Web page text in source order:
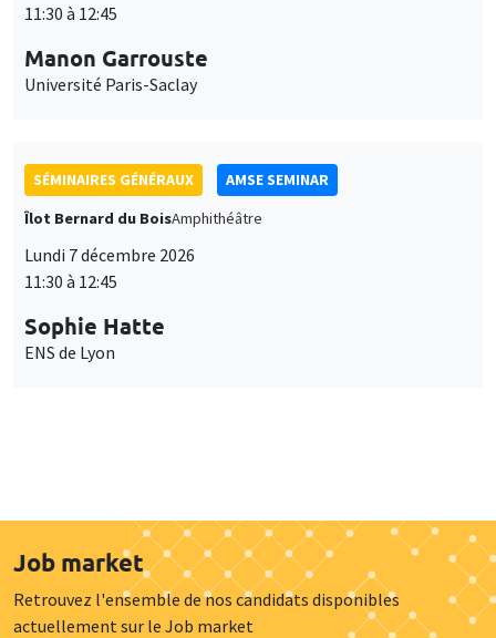
11:30 à 12:45
Manon Garrouste
Université Paris-Saclay
SÉMINAIRES GÉNÉRAUX
AMSE SEMINAR
Îlot Bernard du BoisAmphithéâtre
Lundi 7 décembre 2026
11:30 à 12:45
Sophie Hatte
ENS de Lyon
Job market
Retrouvez l'ensemble de nos candidats disponibles
actuellement sur le Job market